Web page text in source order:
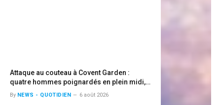
Attaque au couteau à Covent Garden :
quatre hommes poignardés en plein midi,
la piste de la santé mentale privilégiée
By NEWS - QUOTIDIEN 6 août 2026